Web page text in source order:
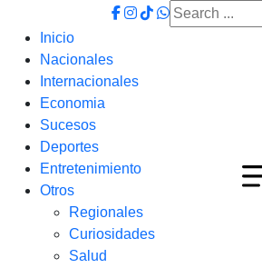
Inicio
Nacionales
Internacionales
Economia
Sucesos
Deportes
Entretenimiento
Otros
Regionales
Curiosidades
Salud